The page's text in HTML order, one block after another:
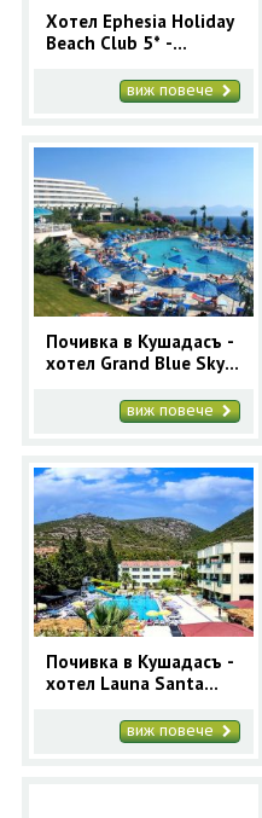
Хотел Ephesia Holiday
Beach Club 5* -
автобус ранни
записвания
виж повече
Почивка в Кушадасъ -
хотел Grand Blue Sky
виж повече
Почивка в Кушадасъ -
хотел Launa Santa
записваниявиж повече